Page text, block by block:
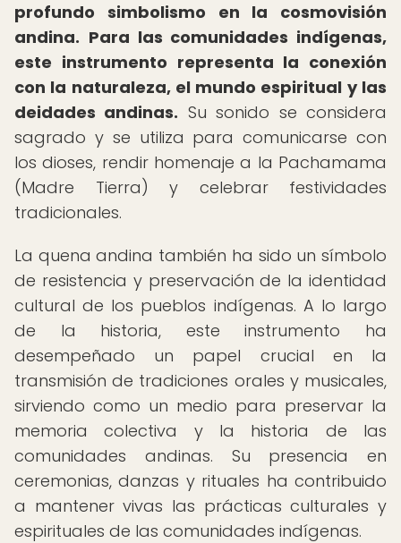
profundo simbolismo en la cosmovisión
andina. Para las comunidades indígenas,
este instrumento representa la conexión
con la naturaleza, el mundo espiritual y las
deidades andinas. Su sonido se considera
sagrado y se utiliza para comunicarse con
los dioses, rendir homenaje a la Pachamama
(Madre Tierra) y celebrar festividades
tradicionales.
La quena andina también ha sido un símbolo
de resistencia y preservación de la identidad
cultural de los pueblos indígenas. A lo largo
de la historia, este instrumento ha
desempeñado un papel crucial en la
transmisión de tradiciones orales y musicales,
sirviendo como un medio para preservar la
memoria colectiva y la historia de las
comunidades andinas. Su presencia en
ceremonias, danzas y rituales ha contribuido
a mantener vivas las prácticas culturales y
espirituales de las comunidades indígenas.